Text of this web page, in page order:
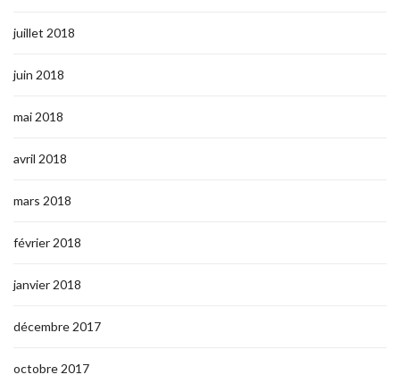
juillet 2018
juin 2018
mai 2018
avril 2018
mars 2018
février 2018
janvier 2018
décembre 2017
octobre 2017